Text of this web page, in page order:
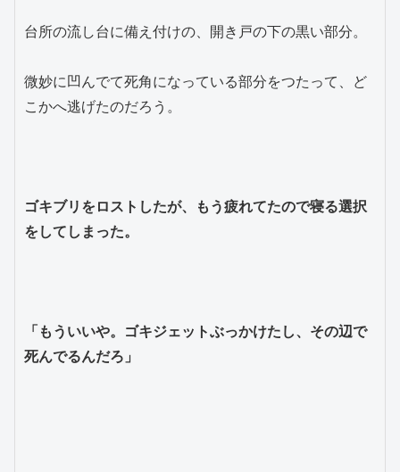
台所の流し台に備え付けの、開き戸の下の黒い部分。
微妙に凹んでて死角になっている部分をつたって、ど
こかへ逃げたのだろう。
ゴキブリをロストしたが、もう疲れてたので寝る選択
をしてしまった。
「もういいや。ゴキジェットぶっかけたし、その辺で
死んでるんだろ」